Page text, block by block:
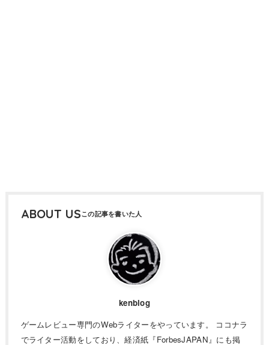
ABOUT US
kenblog
ゲームレビュー専門のWebライターをやっています。 ココナラ
でライター活動をしており、経済紙『ForbesJAPAN』にも掲